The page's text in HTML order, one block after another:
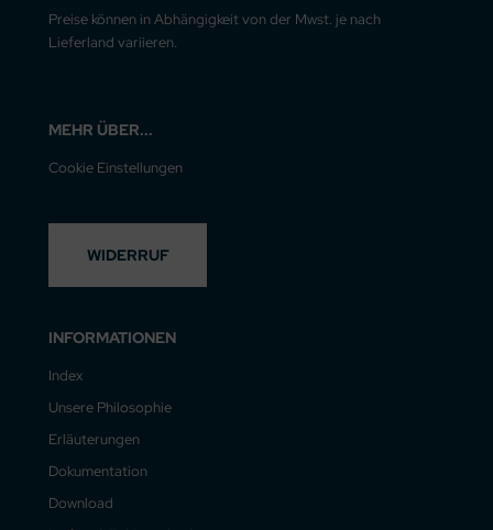
Preise können in Abhängigkeit von der Mwst. je nach
Lieferland variieren.
MEHR ÜBER...
Cookie Einstellungen
WIDERRUF
INFORMATIONEN
Index
Unsere Philosophie
Erläuterungen
Dokumentation
Download